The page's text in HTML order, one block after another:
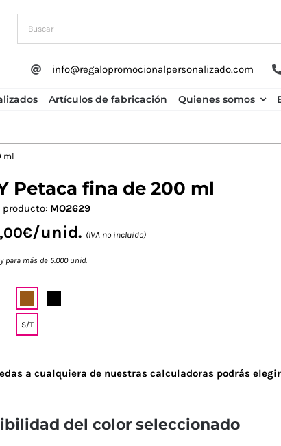
info@regalopromocionalpersonalizado.com
Artículos de fabricación Quienes somos
ml
Petaca fina de 200 ml
producto: MO2629
€/unid. (IVA no incluido)
para más de 5.000 unid.
S/T
a cualquiera de nuestras calculadoras podrás
del color seleccionado